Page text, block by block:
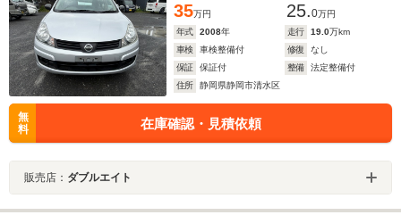
35万円 25.0万円
年式
2008年 走行 19.0万km
車検
車検整備付 修復
なし
保証
保証付 整備
法定整備付
住所
静岡県静岡市清水区
無
料
在庫確認・見積依頼
販売店： ダブルエイト